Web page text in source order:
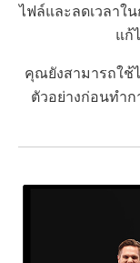
ไฟล์และลดเวลาใ
แก้
คุณยังสามารถใช้
ตัวอย่างก่อนทำ